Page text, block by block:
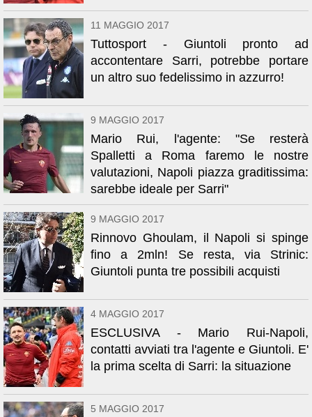
11 MAGGIO 2017
Tuttosport - Giuntoli pronto ad
accontentare Sarri, potrebbe portare
un altro suo fedelissimo in azzurro!
9 MAGGIO 2017
Mario Rui, l'agente: "Se resterà
Spalletti a Roma faremo le nostre
valutazioni, Napoli piazza graditissima:
sarebbe ideale per Sarri"
9 MAGGIO 2017
Rinnovo Ghoulam, il Napoli si spinge
fino a 2mln! Se resta, via Strinic:
Giuntoli punta tre possibili acquisti
4 MAGGIO 2017
ESCLUSIVA - Mario Rui-Napoli,
contatti avviati tra l'agente e Giuntoli. E'
la prima scelta di Sarri: la situazione
5 MAGGIO 2017